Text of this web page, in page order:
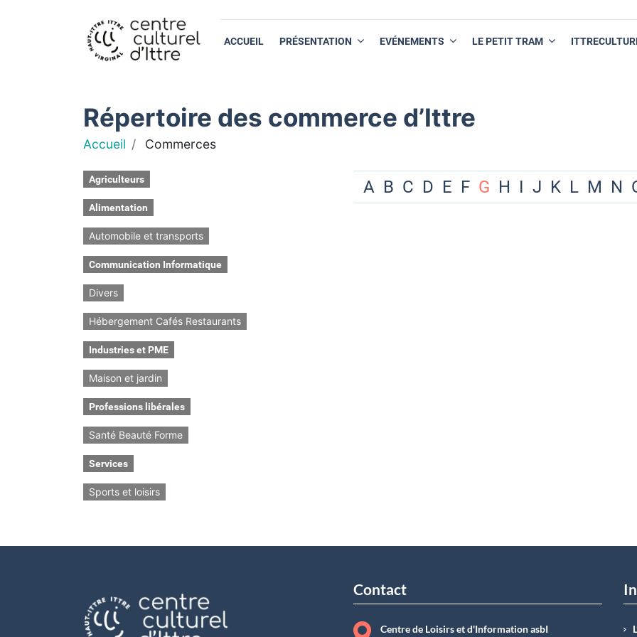
ACCUEIL PRÉSENTATION EVÉNEMENTS LE PETIT TRAM
Répertoire des commerce d’Ittre
Accueil Commerces
Agriculteurs
Alimentation
Automobile et transports
Communication Informatique
Divers
Hébergement Cafés Restaurants
Industries et PME
Maison et jardin
Professions libérales
Santé Beauté Forme
Services
Sports et loisirs
A B C D E F G H I J K L M N
Contact
Centre de Loisirs et d'Information asbI